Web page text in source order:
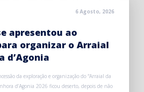
6 Agosto, 2026
apresentou ao
organizar o Arraial
d’Agonia
da exploração e organização do “Arraial da
d’Agonia 2026 ficou deserto, depois de não